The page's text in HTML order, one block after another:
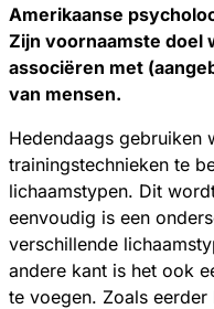
Amerikaanse
Zijn voornaamste doel
associëren met
van mensen.
Hedendaags gebruiken
trainingstechnieken te
lichaamstypen. Dit
eenvoudig is een
verschillende
andere kant is het ook
te voegen. Zoals